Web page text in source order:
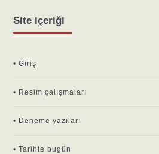
Site içeriği
• Giriş
• Resim çalışmaları
• Deneme yazıları
• Tarihte bugün